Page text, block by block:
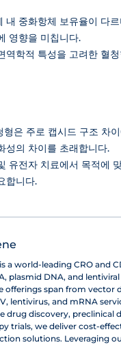
내 중화항체 보유율이 다
영향을 미칩니다.
역학적 특성을 고려한 혈
은 주로 캡시드 구조 차
성의 차이를 초래합니다.
유전자 치료에서 목적에
합니다.
a world-leading CRO and
plasmid DNA, and
offerings span from vector
lentivirus, and mRNA
drug discovery, preclinical
trials, we deliver cost-
solutions. Leveraging